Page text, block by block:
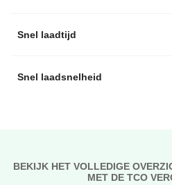
Snel laadtijd
Snel laadsnelheid
BEKIJK HET VOLLEDIGE
MET DE TCO